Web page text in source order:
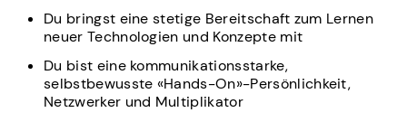
Du bringst eine stetige Bereitschaft zum Lernen
neuer Technologien und Konzepte mit
Du bist eine kommunikationsstarke,
selbstbewusste «Hands-On»-Persönlichkeit,
Netzwerker und Multiplikator